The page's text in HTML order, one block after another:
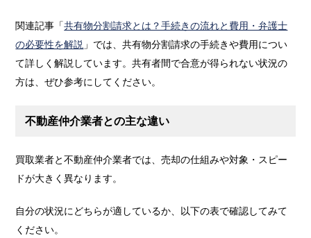
関連記事「共有物分割請求とは？手続きの流れと費用・弁護士
の必要性を解説 」では、共有物分割請求の手続きや費用につい
て詳しく解説しています。共有者間で合意が得られない状況の
方は、ぜひ参考にしてください。
不動産仲介業者との主な違い
買取業者と不動産仲介業者では、売却の仕組みや対象・スピー
ドが大きく異なります。
自分の状況にどちらが適しているか、以下の表で確認してみて
ください。